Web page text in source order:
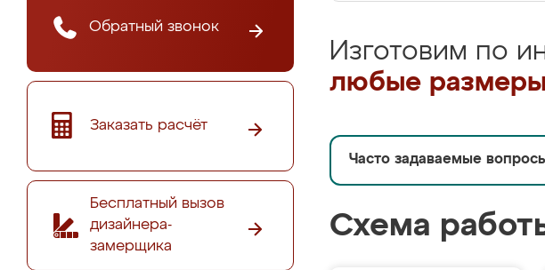
Обратный звонок
Заказать расчёт
Бесплатный вызов
дизайнера-
замерщика
Изготовим по
любые
Часто задаваемые
Схема